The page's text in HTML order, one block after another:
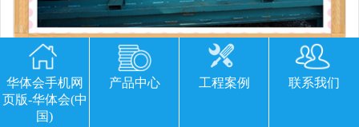
平板磁选机胶带那里有
华体会手机网
页版-华体会(中
国)
产品中心 工程案例 联系我们